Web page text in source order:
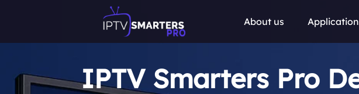
About us Application
IPTV Smarters Pro